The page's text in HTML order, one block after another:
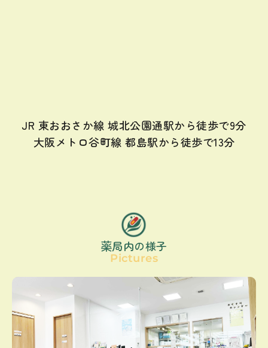
JR 東おおさか線 城北公園通駅から徒歩で9分
大阪メトロ谷町線 都島駅から徒歩で13分
薬局内の様子
Pictures